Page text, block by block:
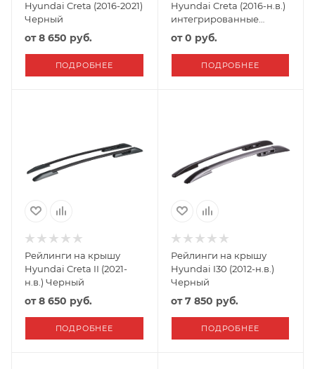
Hyundai Creta (2016-2021)
Черный
от8 650 руб.
ПОДРОБНЕЕ
Hyundai Creta (2016-н.в.)
интегрированные
Серебро
от0 руб.
ПОДРОБНЕЕ
Рейлинги на крышу
Hyundai Creta II (2021-
н.в.) Черный
от8 650 руб.
ПОДРОБНЕЕ
Рейлинги на крышу
Hyundai I30 (2012-н.в.)
Черный
от7 850 руб.
ПОДРОБНЕЕ